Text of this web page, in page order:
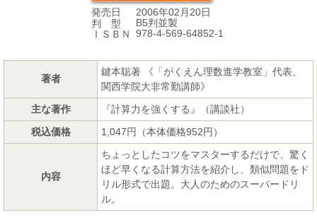
発売日
2006年02月20日
判 型
B5判並製
ＩＳＢＮ
978-4-569-64852-1
著者
鍵本聡著 《「がくえん理数進学教室」代表、
関西学院大非常勤講師》
主な著作
『計算力を強くする』（講談社）
税込価格
1,047円（本体価格952円）
内容
ちょっとしたコツをマスターするだけで、驚く
ほど早くなる計算方法を紹介し、類似問題をド
リル形式で出題。大人のためのスーパードリ
ル。